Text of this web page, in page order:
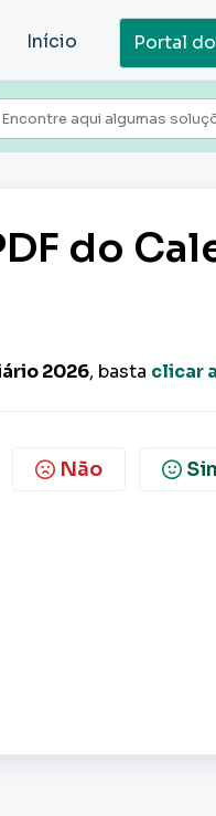
Início Portal
do
2026, basta clicar
Não